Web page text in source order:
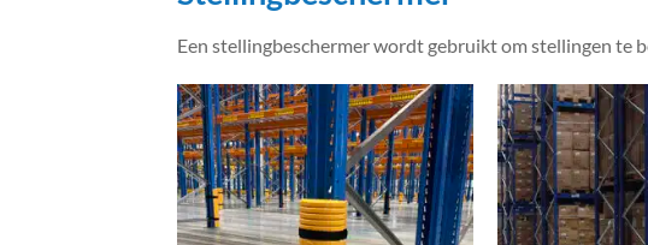
Een stellingbeschermer wordt gebruikt om stellingen te